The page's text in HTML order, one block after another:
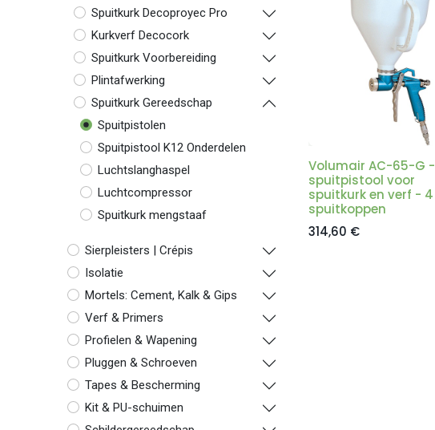
Spuitkurk Decoproyec Pro
Kurkverf Decocork
Spuitkurk Voorbereiding
Plintafwerking
Spuitkurk Gereedschap
Spuitpistolen
Spuitpistool K12 Onderdelen
Luchtslanghaspel
Luchtcompressor
Spuitkurk mengstaaf
Sierpleisters | Crépis
Isolatie
Mortels: Cement, Kalk & Gips
Verf & Primers
Profielen & Wapening
Pluggen & Schroeven
Tapes & Bescherming
Kit & PU-schuimen
Volumair AC-65-G -
spuitpistool voor
spuitkurk en verf - 4
spuitkoppen
314,60 €